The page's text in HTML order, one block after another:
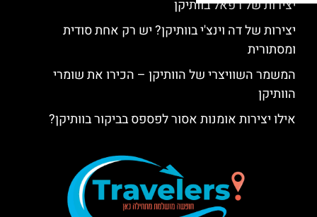
יצירות של רפאל בוותיקן
יצירות של דה וינצ'י בוותיקן? יש רק אחת סודית
ומסתורית
המשמר השוויצרי של הוותיקן – הכירו את שומרי
הוותיקן
אילו יצירות אומנות אסור לפספס בביקור בוותיקן?